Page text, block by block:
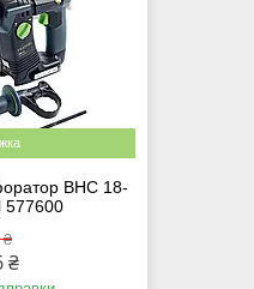
BHC 18-
577600
₴
₴